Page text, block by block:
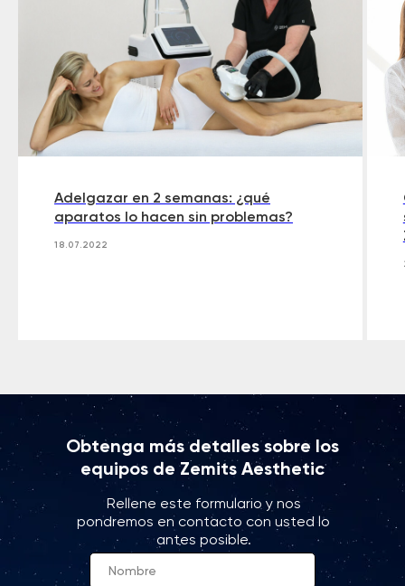
Adelgazar en 2 semanas: ¿qué
aparatos lo hacen sin problemas?
18.07.2022
Obtenga más detalles sobre los
equipos de Zemits Aesthetic
Rellene este formulario y nos
pondremos en contacto con usted lo
antes posible.